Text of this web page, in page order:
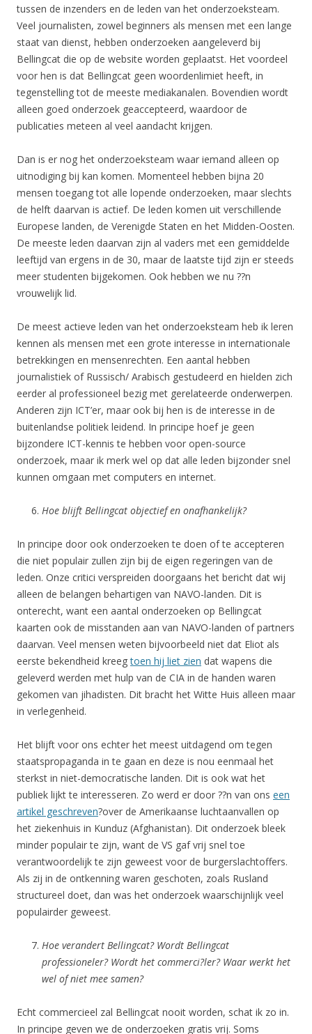
tussen de inzenders en de leden van het onderzoeksteam.
Veel journalisten, zowel beginners als mensen met een lange
staat van dienst, hebben onderzoeken aangeleverd bij
Bellingcat die op de website worden geplaatst. Het voordeel
voor hen is dat Bellingcat geen woordenlimiet heeft, in
tegenstelling tot de meeste mediakanalen. Bovendien wordt
alleen goed onderzoek geaccepteerd, waardoor de
publicaties meteen al veel aandacht krijgen.
Dan is er nog het onderzoeksteam waar iemand alleen op
uitnodiging bij kan komen. Momenteel hebben bijna 20
mensen toegang tot alle lopende onderzoeken, maar slechts
de helft daarvan is actief. De leden komen uit verschillende
Europese landen, de Verenigde Staten en het Midden-Oosten.
De meeste leden daarvan zijn al vaders met een gemiddelde
leeftijd van ergens in de 30, maar de laatste tijd zijn er steeds
meer studenten bijgekomen. Ook hebben we nu ??n
vrouwelijk lid.
De meest actieve leden van het onderzoeksteam heb ik leren
kennen als mensen met een grote interesse in internationale
betrekkingen en mensenrechten. Een aantal hebben
journalistiek of Russisch/ Arabisch gestudeerd en hielden zich
eerder al professioneel bezig met gerelateerde onderwerpen.
Anderen zijn ICT’er, maar ook bij hen is de interesse in de
buitenlandse politiek leidend. In principe hoef je geen
bijzondere ICT-kennis te hebben voor open-source
onderzoek, maar ik merk wel op dat alle leden bijzonder snel
kunnen omgaan met computers en internet.
Hoe blijft Bellingcat objectief en onafhankelijk?
In principe door ook onderzoeken te doen of te accepteren
die niet populair zullen zijn bij de eigen regeringen van de
leden. Onze critici verspreiden doorgaans het bericht dat wij
alleen de belangen behartigen van NAVO-landen. Dit is
onterecht, want een aantal onderzoeken op Bellingcat
kaarten ook de misstanden aan van NAVO-landen of partners
daarvan. Veel mensen weten bijvoorbeeld niet dat Eliot als
eerste bekendheid kreegtoen hij liet zien dat wapens die
geleverd werden met hulp van de CIA in de handen waren
gekomen van jihadisten. Dit bracht het Witte Huis alleen maar
in verlegenheid.
Het blijft voor ons echter het meest uitdagend om tegen
staatspropaganda in te gaan en deze is nou eenmaal het
sterkst in niet-democratische landen. Dit is ook wat het
publiek lijkt te interesseren. Zo werd er door ??n van ons een
artikel geschreven?over de Amerikaanse luchtaanvallen op
het ziekenhuis in Kunduz (Afghanistan). Dit onderzoek bleek
minder populair te zijn, want de VS gaf vrij snel toe
verantwoordelijk te zijn geweest voor de burgerslachtoffers.
Als zij in de ontkenning waren geschoten, zoals Rusland
structureel doet, dan was het onderzoek waarschijnlijk veel
populairder geweest.
Hoe verandert Bellingcat? Wordt Bellingcat
professioneler? Wordt het commerci?ler? Waar werkt het
wel of niet mee samen?
Echt commercieel zal Bellingcat nooit worden, schat ik zo in.
In principe geven we de onderzoeken gratis vrij. Soms